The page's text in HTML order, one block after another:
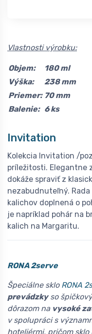
Vlastnosti výrobku:
Objem:
180 ml
Výška:
238 mm
Priemer: 70 mm
Balenie: 6 ks
Invitation
Kolekcia Invitation /
príležitosti. Elegantne
dokáže spraviť z
nezabudnuteľný.
kalichov doplnená o
je napríklad pohár na
kalich na Margaritu.
RONA 2serve
Špeciálne sklo RONA
prevádzkyso
dôrazom na vysoké
v spolupráci s
hoteliérmi, pričom